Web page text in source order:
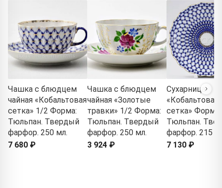
Чашка с блюдцем
чайная «Кобальтовая
сетка» 1/2 Форма:
Тюльпан. Твердый
фарфор. 250 мл.
7 680 ₽
Чашка с блюдцем
чайная «Золотые
травки» 1/2 Форма:
Тюльпан. Твердый
фарфор. 250 мл.
3 924 ₽
Сухарница
«Кобальтовая
сетка» Форма:
Тюльпан.
фарфор. 215
7 130 ₽